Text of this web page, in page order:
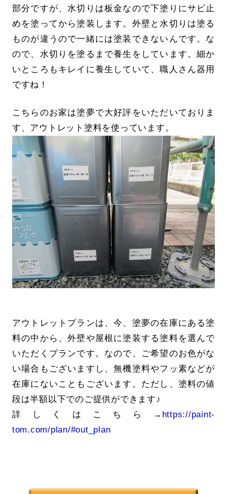
部分ですが、水切りは板金なので下塗りにサビ止
めを塗ってから塗装します。外壁と水切りは塗る
ものが違うので一緒には塗装できないんです。な
ので、水切りを塗るまで養生をしています。細か
いところもキレイに養生していて、職人さん器用
ですね！
こちらのお家は塗夢で大好評をいただいておりま
す、アウトレット塗料を使っています。
アウトレットプランは、今、塗夢の在庫にある塗
料の中から、外壁や屋根に塗装する塗料を選んで
いただくプランです。なので、ご希望のお色がな
い場合もございますし、無機塗料やフッ素などが
在庫にないこともございます。ただし、塗料の値
段は半額以下でのご提供ができます♪
詳しくはこちら→ https://paint-
tom.com/plan/#out_plan